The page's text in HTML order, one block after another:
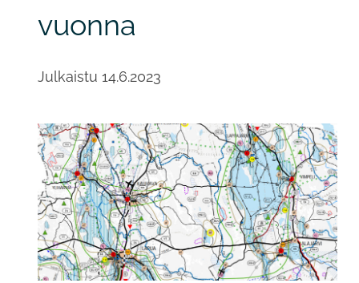
vuonna
Julkaistu 14.6.2023